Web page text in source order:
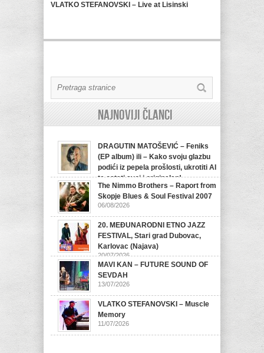
VLATKO STEFANOVSKI – Live at Lisinski
Najnoviji članci
DRAGUTIN MATOŠEVIĆ – Feniks
(EP album) ili – Kako svoju glazbu
podići iz pepela prošlosti, ukrotiti AI
te ostati svoj i originalan!
07/08/2026
The Nimmo Brothers – Raport from
Skopje Blues & Soul Festival 2007
06/08/2026
20. MEĐUNARODNI ETNO JAZZ
FESTIVAL, Stari grad Dubovac,
Karlovac (Najava)
20/07/2026
MAVI KAN – FUTURE SOUND OF
SEVDAH
13/07/2026
VLATKO STEFANOVSKI – Muscle
Memory
11/07/2026